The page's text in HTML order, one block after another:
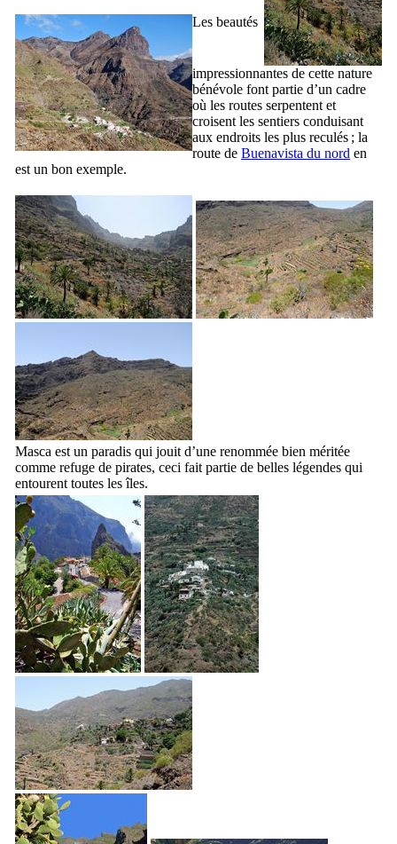
Les beautés
impressionnantes de cette nature
bénévole font partie d’un cadre
où les routes serpentent et
croisent les sentiers conduisant
aux endroits les plus reculés ; la
route de Buenavista du nord en
est un bon exemple.
Masca est un paradis qui jouit d’une renommée bien méritée
comme refuge de pirates, ceci fait partie de belles légendes qui
entourent toutes les îles.